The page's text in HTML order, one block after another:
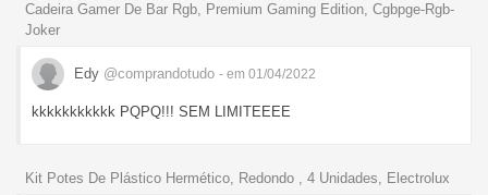
Cadeira Gamer De Bar Rgb, Premium Gaming Edition, Cgbpge-Rgb-
Joker
Edy @comprandotudo - em 01/04/2022
kkkkkkkkkkk PQPQ!!! SEM LIMITEEEE
Kit Potes De Plástico Hermético, Redondo , 4 Unidades, Electrolux